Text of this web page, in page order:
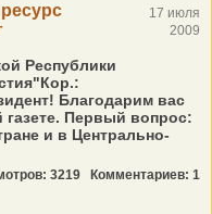
17 июля
2009
Республики
Благодарим вас
газете. Первый вопрос:
и в Центрально-
3219 Комментариев: 1